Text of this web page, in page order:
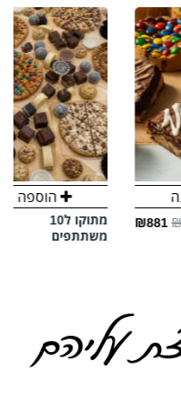
הוספה להזמנה
₪567